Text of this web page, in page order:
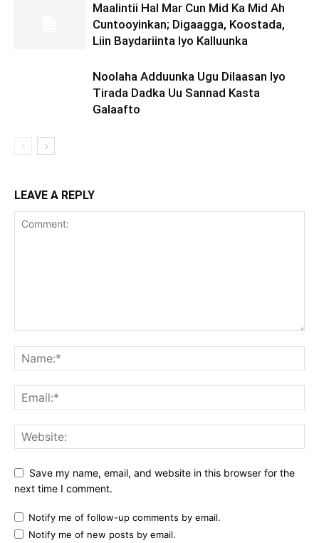
Maalintii Hal Mar Cun Mid Ka Mid Ah
Cuntooyinkan; Digaagga, Koostada,
Liin Baydariinta Iyo Kalluunka
Noolaha Adduunka Ugu Dilaasan Iyo
Tirada Dadka Uu Sannad Kasta
Galaafto
LEAVE A REPLY
Save my name, email, and website in this browser for the
next time I comment.
Notify me of follow-up comments by email.
Notify me of new posts by email.